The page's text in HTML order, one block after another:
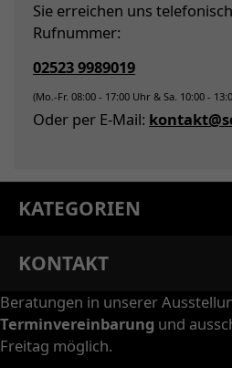
Sie erreichen uns
Rufnummer:
02523 9989019
(Mo.-Fr. 08:00 - 17:00 Uhr & Sa. 10:00 -
Oder per E-Mail:
KATEGORIEN
KONTAKT
Beratungen in unserer
Terminvereinbarung und
Freitag möglich.